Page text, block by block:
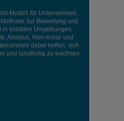
Modell für Unternehmen:
zur Bewertung und
in volatilen Umgebungen.
Anxious, Non-linear und
dabei helfen, sich
und langfristig zu wachsen.